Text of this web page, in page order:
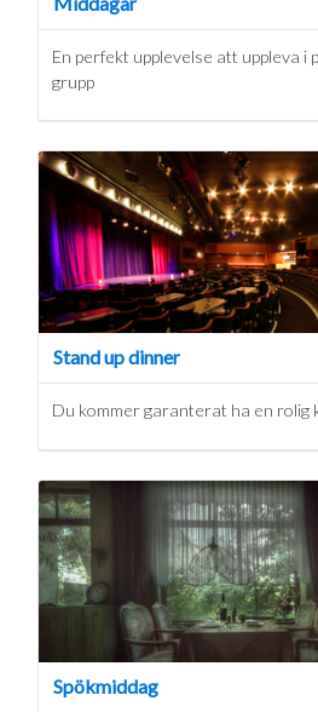
En perfekt upplevelse att uppleva i
grupp
Stand up dinner
Du kommer garanterat ha en rolig
Spökmiddag